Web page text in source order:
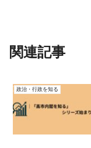
関連記事
政治・行政を知る